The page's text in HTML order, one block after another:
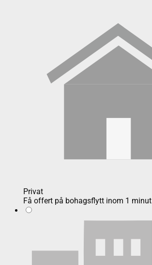
Privat
Få offert på bohagsflytt inom 1 minut